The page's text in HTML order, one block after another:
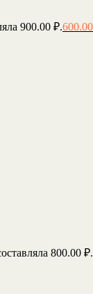
900.00 ₽.600.00
800.00 ₽.